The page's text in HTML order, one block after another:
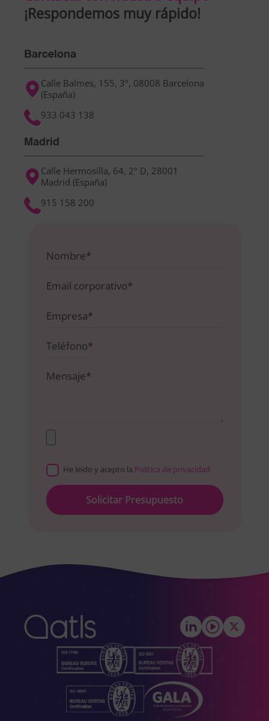
¡Respondemos muy rápido!
Barcelona
Calle Balmes, 155, 3º, 08008 Barcelona
(España)
933 043 138
Madrid
Calle Hermosilla, 64, 2º D, 28001
Madrid (España)
915 158 200
He leído y acepto la Política de privacidad
Please
leave
this